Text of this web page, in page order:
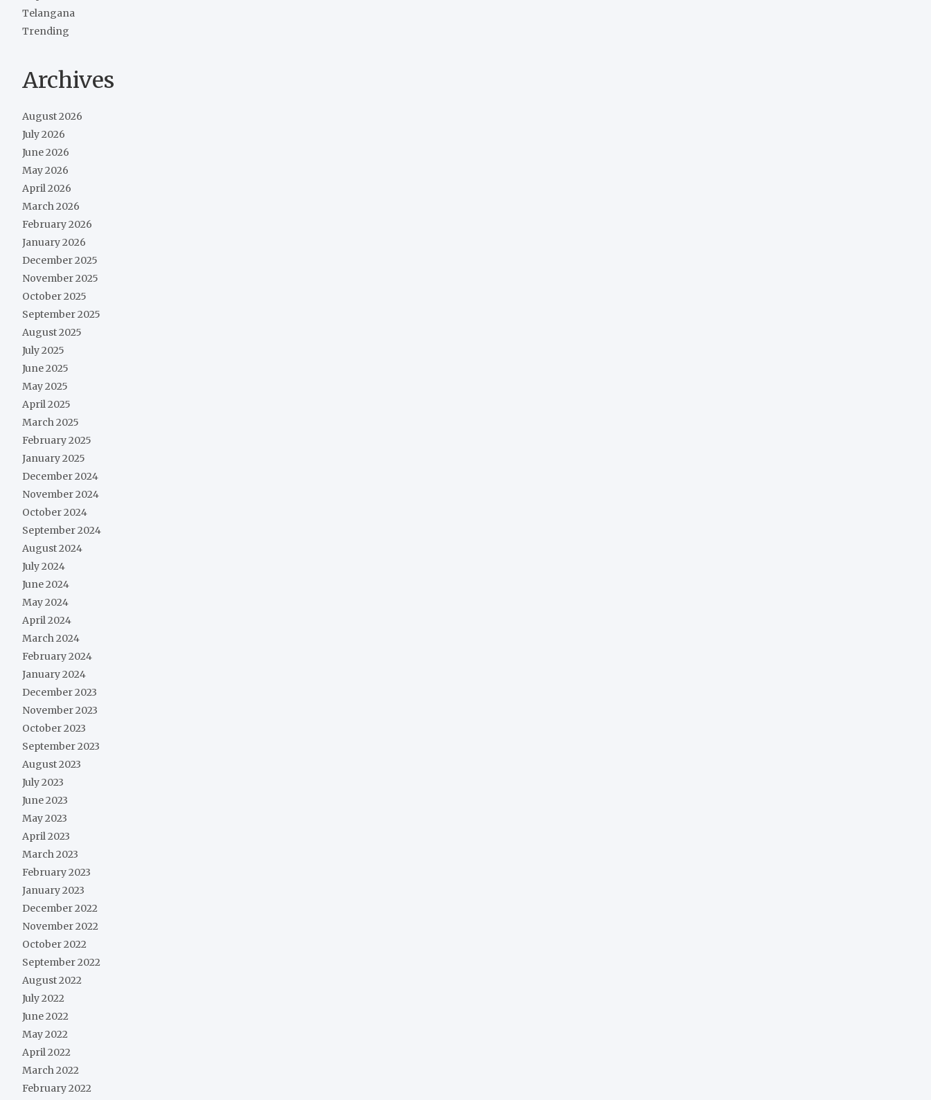
Telangana
Trending
Archives
August 2026
July 2026
June 2026
May 2026
April 2026
March 2026
February 2026
January 2026
December 2025
November 2025
October 2025
September 2025
August 2025
July 2025
June 2025
May 2025
April 2025
March 2025
February 2025
January 2025
December 2024
November 2024
October 2024
September 2024
August 2024
July 2024
June 2024
May 2024
April 2024
March 2024
February 2024
January 2024
December 2023
November 2023
October 2023
September 2023
August 2023
July 2023
June 2023
May 2023
April 2023
March 2023
February 2023
January 2023
December 2022
November 2022
October 2022
September 2022
August 2022
July 2022
June 2022
May 2022
April 2022
March 2022
February 2022